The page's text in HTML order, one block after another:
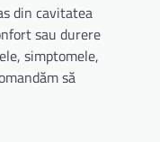
din cavitatea
sau durere
simptomele,
să